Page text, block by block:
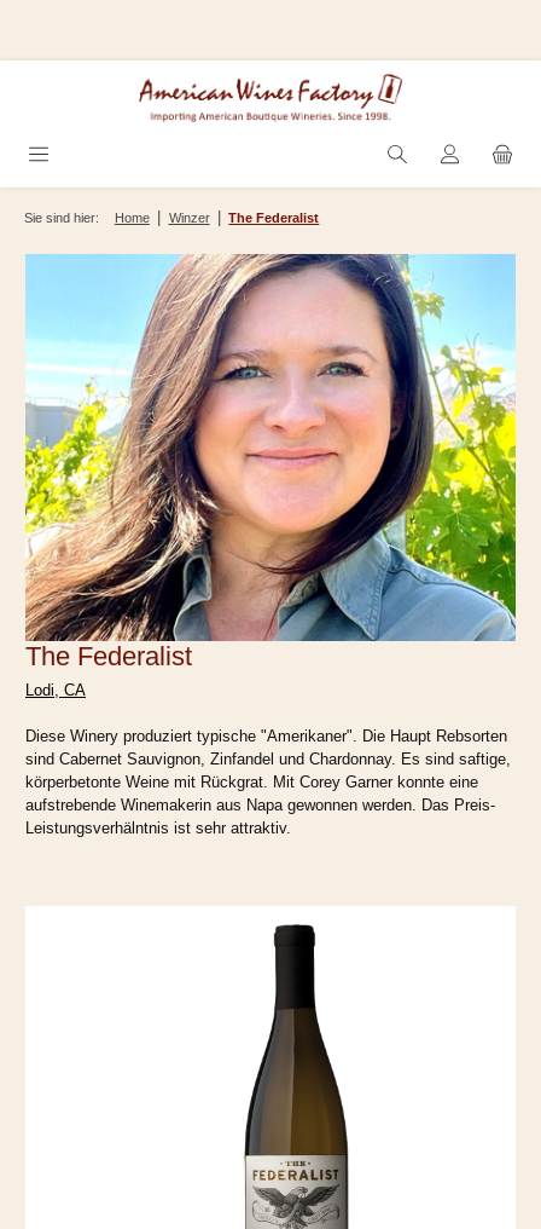
Sie sind hier: Home Winzer The Federalist
The Federalist
Lodi, CA
Diese Winery produziert typische "Amerikaner". Die Haupt Rebsorten
sind Cabernet Sauvignon, Zinfandel und Chardonnay. Es sind saftige,
körperbetonte Weine mit Rückgrat. Mit Corey Garner konnte eine
aufstrebende Winemakerin aus Napa gewonnen werden. Das Preis-
Leistungsverhälntnis ist sehr attraktiv.